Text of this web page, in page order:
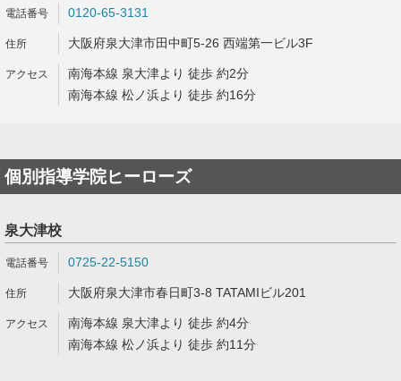
0120-65-3131
大阪府泉大津市田中町5-26 西端第一ビル3F
南海本線 泉大津より 徒歩 約2分
南海本線 松ノ浜より 徒歩 約16分
個別指導学院ヒーローズ
泉大津校
0725-22-5150
大阪府泉大津市春日町3-8 TATAMIビル201
南海本線 泉大津より 徒歩 約4分
南海本線 松ノ浜より 徒歩 約11分